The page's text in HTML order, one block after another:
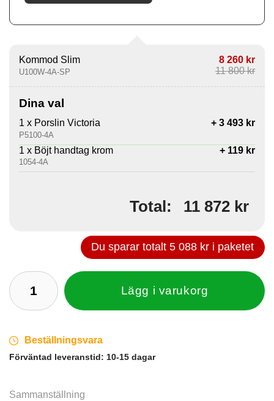
Kommod Slim
U100W-4A-SP
8 260 kr
11 800 kr
Dina val
1 x Porslin Victoria
P5100-4A
+ 3 493 kr
1 x Böjt handtag krom
1054-4A
+ 119 kr
11 872 kr
Du sparar totalt5 088 kr i paketet
Lägg i varukorg
Beställningsvara
Förväntad leveranstid: 10-15 dagar
Sammanställning